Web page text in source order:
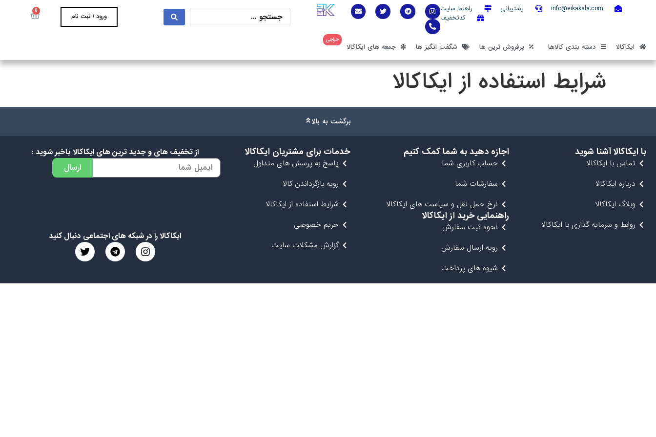
info@eikakala.com پشتیبانی
راهنما سایت
کدتخفیف
ورود / ثبت نام
0
ایکاکالا دسته بندی کالاها پرفروش ترین ها شگفت انگیز ها جمعه های ایکاکالا
حراجی
شرایط استفاده از ایکاکالا
برگشت به بالا
با ایکاکالا آشنا شوید
تماس با ایکاکالا
درباره ایکاکالا
وبلاگ ایکاکالا
روابط و سرمایه گذاری با ایکاکالا
اجازه دهید به شما کمک کنیم
حساب کاربری شما
سفارشات شما
نرخ حمل نقل و سیاست های ایکاکالا
راهنمایی خرید از ایکاکالا
نحوه ثبت سفارش
رویه ارسال سفارش
شیوه های پرداخت
خدمات برای مشتریان ایکاکالا
پاسخ به پرسش های متداول
رویه بازگرداندن کالا
شرایط استفاده از ایکاکالا
حریم خصوصی
گزارش مشکلات سایت
از تخفیف های و جدید ترین های ایکاکالا باخبر شوید :
ارسال
ایکاکالا را در شبکه های اجتماعی دنبال کنید